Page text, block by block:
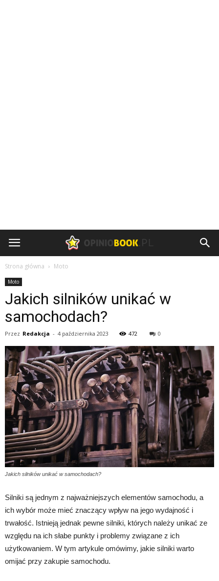
Opiniobook.pl
Strona główna Moto
Moto
Jakich silników unikać w
samochodach?
Przez Redakcja - 4 października 2023 472 0
Jakich silników unikać w samochodach?
Silniki są jednym z najważniejszych elementów samochodu, a
ich wybór może mieć znaczący wpływ na jego wydajność i
trwałość. Istnieją jednak pewne silniki, których należy unikać ze
względu na ich słabe punkty i problemy związane z ich
użytkowaniem. W tym artykule omówimy, jakie silniki warto
omijać przy zakupie samochodu.